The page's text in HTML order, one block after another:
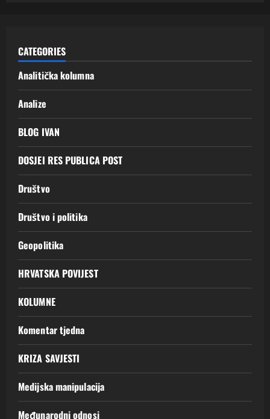
CATEGORIES
Analitička kolumna
Analize
BLOG IVAN
DOSJEI RES PUBLICA POST
Društvo
Društvo i politika
Geopolitika
HRVATSKA POVIJEST
KOLUMNE
Komentar tjedna
KRIZA SAVJESTI
Medijska manipulacija
Međunarodni odnosi